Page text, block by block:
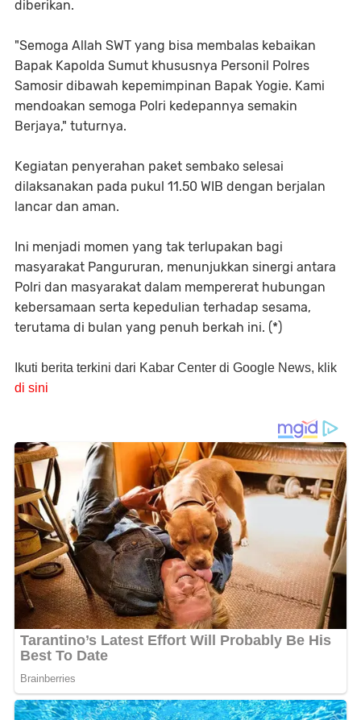
diberikan.
"Semoga Allah SWT yang bisa membalas kebaikan
Bapak Kapolda Sumut khususnya Personil Polres
Samosir dibawah kepemimpinan Bapak Yogie. Kami
mendoakan semoga Polri kedepannya semakin
Berjaya," tuturnya.
Kegiatan penyerahan paket sembako selesai
dilaksanakan pada pukul 11.50 WIB dengan berjalan
lancar dan aman.
Ini menjadi momen yang tak terlupakan bagi
masyarakat Pangururan, menunjukkan sinergi antara
Polri dan masyarakat dalam mempererat hubungan
kebersamaan serta kepedulian terhadap sesama,
terutama di bulan yang penuh berkah ini. (*)
Ikuti berita terkini dari Kabar Center di Google News, klik
di sini